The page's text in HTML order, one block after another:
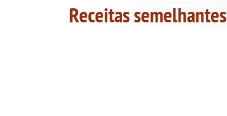
Receitas semelhantes